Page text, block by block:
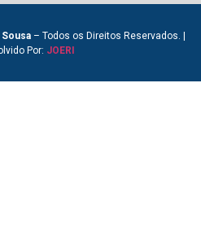
Sousa– Todos os Direitos Reservados. |
Por: JOERI